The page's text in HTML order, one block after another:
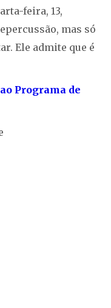
feira, 13,
mas só
Ele admite que é
Programa de